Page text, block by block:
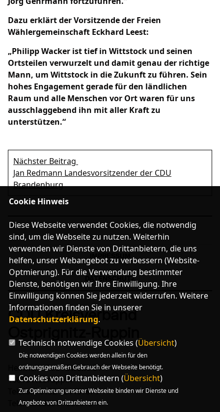
Dazu erklärt der Vorsitzende der Freien
Wählergemeinschaft Eckhard Leest:
Philipp Wacker ist tief in Wittstock und seinen
Ortsteilen verwurzelt und damit genau der richtige
Mann, um Wittstock in die Zukunft zu führen. Sein
hohes Engagement gerade für den ländlichen
Raum und alle Menschen vor Ort waren für uns
ausschlaggebend ihn mit aller Kraft zu
unterstützen.“
Nächster Beitrag
Jan Redmann Landesvorsitzender der CDU
Brandenburg
IMPRESSUM
DATENSCHUTZ
CDU Kreisverband
Heinrich - Rau - Straße 31
16816 Neuruppin
Telefon: 0152 - 24481876
Telefax: 03391 - 509613
Cookie Hinweis
Diese Webseite verwendet Cookies, die notwendig
sind, um die Webseite zu nutzen. Weiterhin
verwenden wir Dienste von Drittanbietern, die uns
helfen, unser Webangebot zu verbessern (Website-
Optmierung). Für die Verwendung bestimmter
Dienste, benötigen wir Ihre Einwilligung. Ihre
Einwilligung können Sie jederzeit widerrufen. Weitere
Informationen finden Sie in unserer
Datenschutzerklärung.
Technisch notwendige Cookies (Übersicht)
Die notwendigen Cookies werden allein für den
ordnungsgemäßen Gebrauch der Webseite benötigt.
Cookies von Drittanbietern (Übersicht)
Zur Optimierung unserer Webseite binden wir Dienste und
Angebote von Drittanbietern ein.